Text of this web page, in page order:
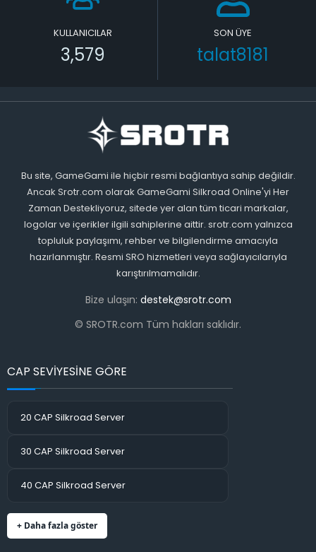
KULLANICILAR
3,579
SON ÜYE
talat8181
Bu site, GameGami ile hiçbir resmi bağlantıya sahip değildir.
Ancak Srotr.com olarak GameGami Silkroad Online'yi Her
Zaman Destekliyoruz, sitede yer alan tüm ticari markalar,
logolar ve içerikler ilgili sahiplerine aittir. srotr.com yalnızca
topluluk paylaşımı, rehber ve bilgilendirme amacıyla
hazırlanmıştır. Resmi SRO hizmetleri veya sağlayıcılarıyla
karıştırılmamalıdır.
Bize ulaşın: destek@srotr.com
© SROTR.com Tüm hakları saklıdır.
CAP SEVİYESİNE GÖRE
20 CAP Silkroad Server
30 CAP Silkroad Server
40 CAP Silkroad Server
+ Daha fazla göster